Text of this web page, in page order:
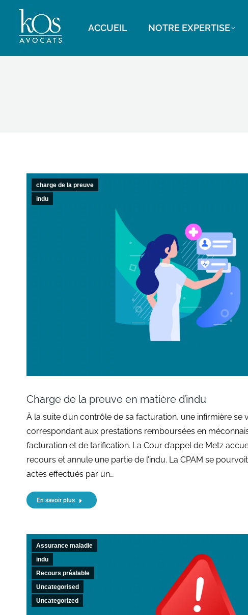
ACCUEIL NOTRE EXPERTISE
charge de la preuve
indu
Charge de la preuve en matière d’indu
À la suite d’un contrôle de sa facturation, une infirmière se
correspondant aux prestations remboursées en
facturation et de tarification. La Cour d’appel de Metz
recours et annule une partie de l’indu. La CPAM se
actes effectués par un…
En savoir plus
Assurance maladie
indu
Recours préalable
Uncategorised
Uncategorized